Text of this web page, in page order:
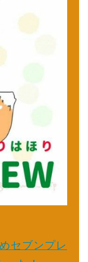
セブンプレ